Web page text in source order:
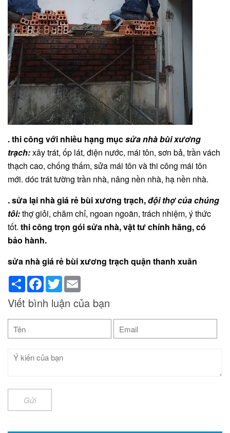
. thi công với nhiều hạng mụcsửa nhà bùi xương
trạch:xây trát, ốp lát, điện nước, mái tôn, sơn bả, trần vách
thạch cao, chống thấm, sửa mái tôn và thi công mái tôn
mới. dóc trát tường trần nhà, nâng nền nhà, hạ nền nhà.
. sửa lại nhà giá rẻ bùi xương trạch,đội thợ của chúng
tôi:thợ giỏi, chăm chỉ, ngoan ngoãn, trách nhiệm, ý thức
tốt. thi công trọn gói sửa nhà, vật tư chính hãng, có
bảo hành.
sửa nhà giá rẻ bùi xương trạch quận thanh xuân
ShareFacebook
Twitter
Viết bình luận của bạn
Gửi